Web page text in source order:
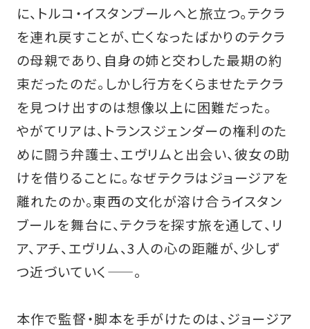
に、トルコ・イスタンブールへと旅立つ。テクラ
を連れ戻すことが、亡くなったばかりのテクラ
の母親であり、自身の姉と交わした最期の約
束だったのだ。しかし行方をくらませたテクラ
を見つけ出すのは想像以上に困難だった。
やがてリアは、トランスジェンダーの権利のた
めに闘う弁護士、エヴリムと出会い、彼女の助
けを借りることに。なぜテクラはジョージアを
離れたのか。東西の文化が溶け合うイスタン
ブールを舞台に、テクラを探す旅を通して、リ
ア、アチ、エヴリム、3人の心の距離が、少しず
つ近づいていく——。
本作で監督・脚本を手がけたのは、ジョージア